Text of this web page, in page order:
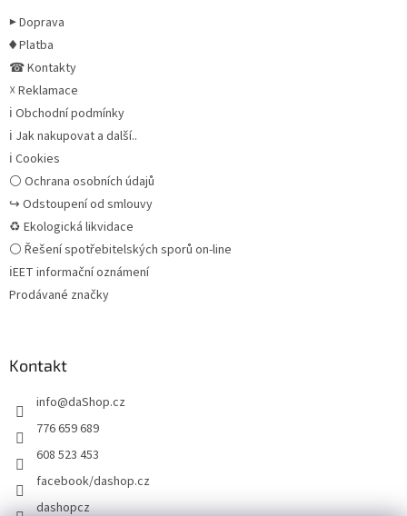
▶ Doprava
♦ Platba
☎ Kontakty
☓ Reklamace
ℹ Obchodní podmínky
ℹ Jak nakupovat a další..
ℹ Cookies
⚪ Ochrana osobních údajů
↪ Odstoupení od smlouvy
♻ Ekologická likvidace
⚪ Řešení spotřebitelských sporů on-line
ℹEET informační oznámení
Prodávané značky
Kontakt
info@daShop.cz
776 659 689
608 523 453
facebook/dashop.cz
dashopcz